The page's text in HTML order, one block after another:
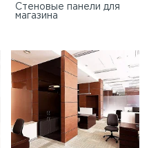
Стеновые панели для
магазина